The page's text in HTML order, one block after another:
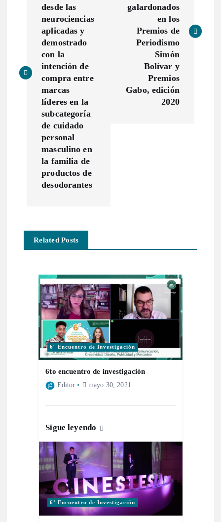
a
desde las
neurociencias
aplicadas y
demostrado
con la
intención de
compra entre
marcas
líderes en la
subcategoría
de cuidado
personal
masculino en
la familia de
productos de
desodorantes
galardonados
en los
Premios de
Periodismo
Simón
Bolívar y
Premios
Gabo, edición
2020
Related Posts
6° Encuentro de Investigación
6to encuentro de investigación
Editor mayo 30, 2021
Sigue leyendo
6° Encuentro de Investigación